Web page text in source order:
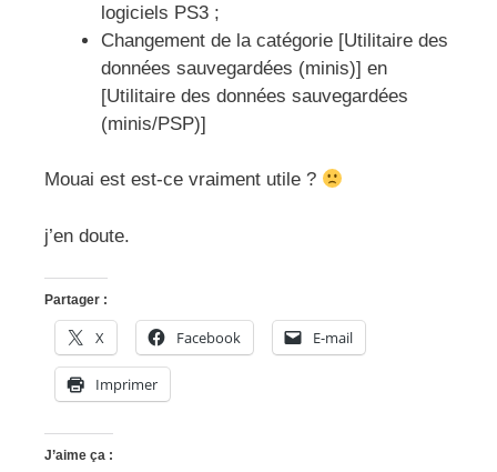
logiciels PS3 ;
Changement de la catégorie [Utilitaire des
données sauvegardées (minis)] en
[Utilitaire des données sauvegardées
(minis/PSP)]
Mouai est est-ce vraiment utile ?
j’en doute.
Partager :
X Facebook E-mail
Imprimer
J’aime ça :